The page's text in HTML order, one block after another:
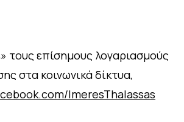
τους επίσημους λογαριασμούς
στα κοινωνικά δίκτυα,
ImeresThalassas